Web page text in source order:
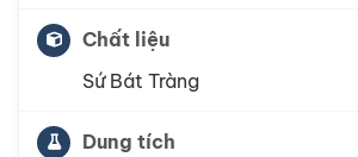
Chất liệu
Sứ Bát Tràng
Dung tích